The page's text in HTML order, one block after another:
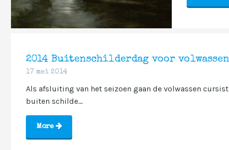
2014 Buitenschilderdag voor
17 mei 2014
Als afsluiting van het seizoen gaan de volwassen
buiten schilde...
More